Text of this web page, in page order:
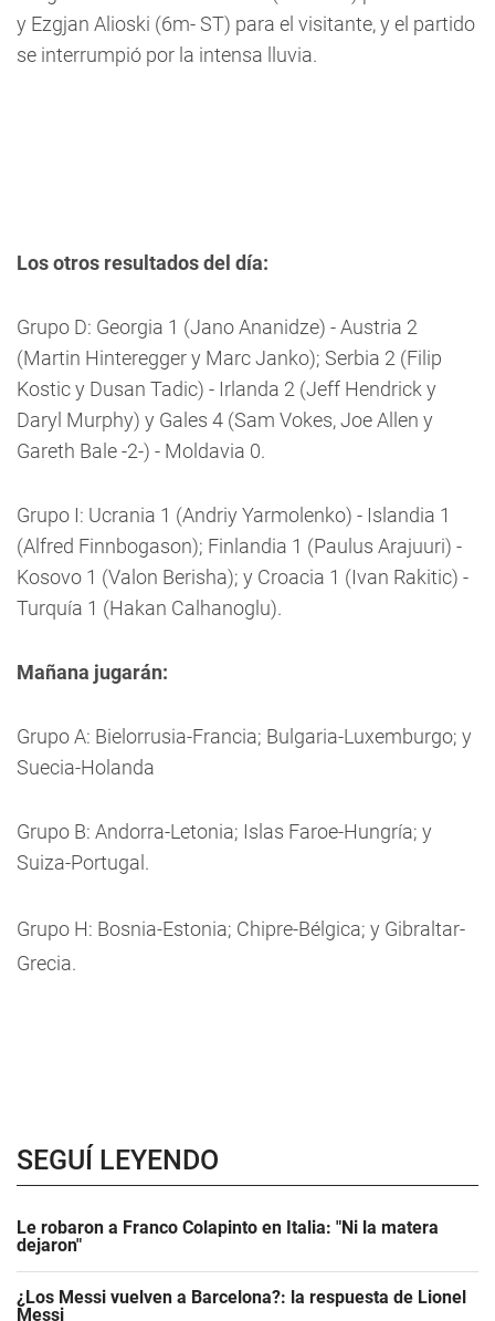
y Ezgjan Alioski (6m- ST) para el visitante, y el partido
se interrumpió por la intensa lluvia.
Los otros resultados del día:
Grupo D: Georgia 1 (Jano Ananidze) - Austria 2
(Martin Hinteregger y Marc Janko); Serbia 2 (Filip
Kostic y Dusan Tadic) - Irlanda 2 (Jeff Hendrick y
Daryl Murphy) y Gales 4 (Sam Vokes, Joe Allen y
Gareth Bale -2-) - Moldavia 0.
Grupo I: Ucrania 1 (Andriy Yarmolenko) - Islandia 1
(Alfred Finnbogason); Finlandia 1 (Paulus Arajuuri) -
Kosovo 1 (Valon Berisha); y Croacia 1 (Ivan Rakitic) -
Turquía 1 (Hakan Calhanoglu).
Mañana jugarán:
Grupo A: Bielorrusia-Francia; Bulgaria-Luxemburgo; y
Suecia-Holanda
Grupo B: Andorra-Letonia; Islas Faroe-Hungría; y
Suiza-Portugal.
Grupo H: Bosnia-Estonia; Chipre-Bélgica; y Gibraltar-
Grecia.
SEGUÍ LEYENDO
Le robaron a Franco Colapinto en Italia: "Ni la matera
dejaron"
¿Los Messi vuelven a Barcelona?: la respuesta de Lionel
Messi